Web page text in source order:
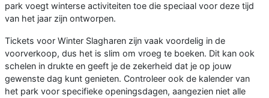
park voegt winterse activiteiten toe die speciaal voor deze tijd
van het jaar zijn ontworpen.
Tickets voor Winter Slagharen zijn vaak voordelig in de
voorverkoop, dus het is slim om vroeg te boeken. Dit kan ook
schelen in drukte en geeft je de zekerheid dat je op jouw
gewenste dag kunt genieten. Controleer ook de kalender van
het park voor specifieke openingsdagen, aangezien niet alle